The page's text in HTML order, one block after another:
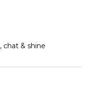
chat & shine